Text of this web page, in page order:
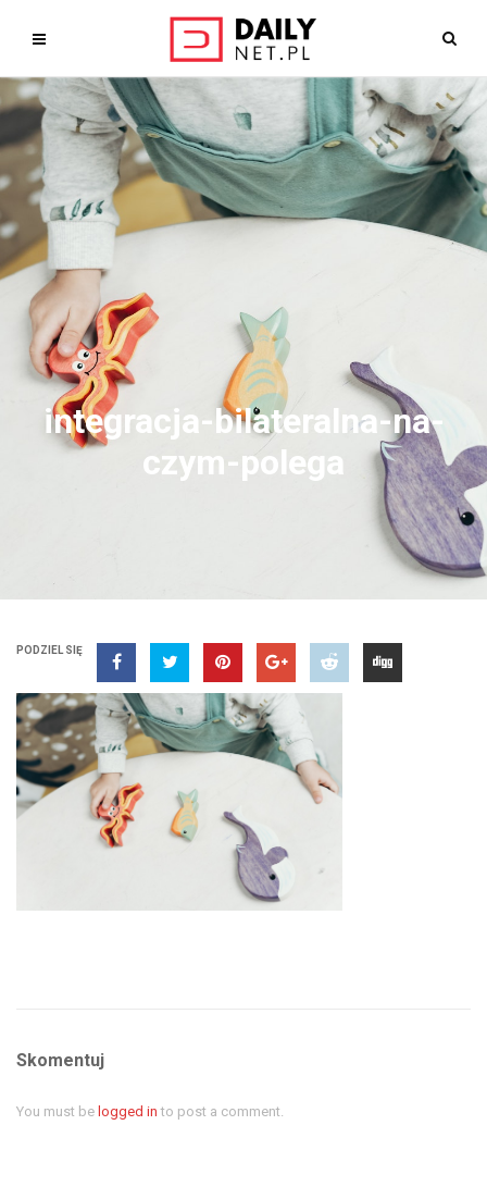
integracja-bilateralna-na-
czym-polega
PODZIEL SIĘ
Skomentuj
You must be logged in to post a comment.